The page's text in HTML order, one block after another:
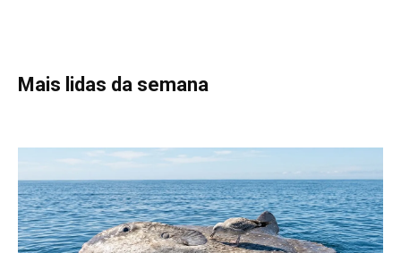
Peixe-lua emerge horizontalmente na superfície oceânica para
permitir que aves marinhas removam ectoparasitas